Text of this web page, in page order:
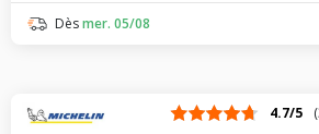
Dèsmer. 05/08
4.7/5